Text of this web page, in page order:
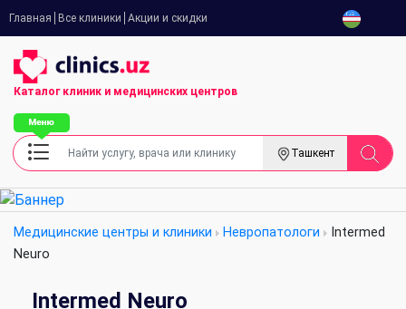
Главная Все клиники Акции и скидки
Каталог клиник и медицинских центров
Ташкент
Медицинские центры и клиники Невропатологи
Intermed
Neuro
Intermed Neuro